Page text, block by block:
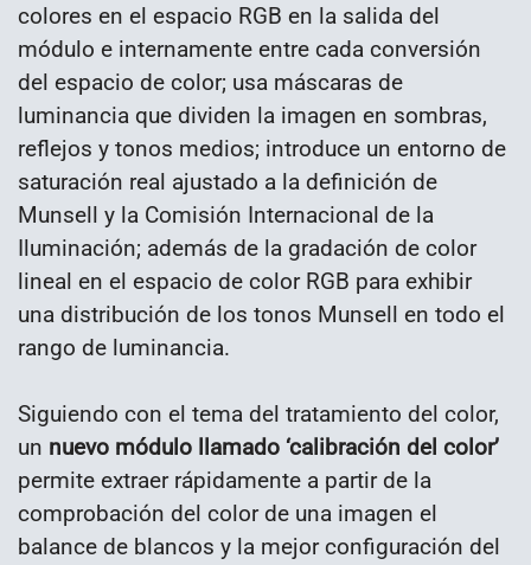
colores en el espacio RGB en la salida del
módulo e internamente entre cada conversión
del espacio de color; usa máscaras de
luminancia que dividen la imagen en sombras,
reflejos y tonos medios; introduce un entorno de
saturación real ajustado a la definición de
Munsell y la Comisión Internacional de la
Iluminación; además de la gradación de color
lineal en el espacio de color RGB para exhibir
una distribución de los tonos Munsell en todo el
rango de luminancia.
Siguiendo con el tema del tratamiento del color,
un nuevo módulo llamado ‘calibración del color’
permite extraer rápidamente a partir de la
comprobación del color de una imagen el
balance de blancos y la mejor configuración del